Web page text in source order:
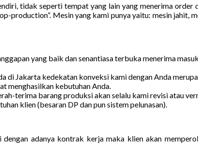
tidak seperti tempat yang lain yang menerima
production”. Mesin yang kami punya yaitu: mesin jahit,
yang baik dan senantiasa terbuka menerima
di Jakarta kedekatan konveksi kami dengan Anda
menghasilkan kebutuhan Anda.
terima barang produksi akan selalu kami revisi atau
klien (besaran DP dan pun sistem pelunasan).
adanya kontrak kerja maka klien akan